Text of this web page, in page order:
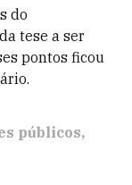
do
tese a ser
pontos ficou
públicos